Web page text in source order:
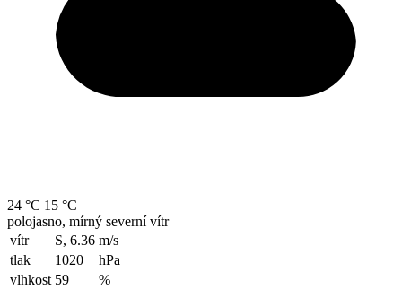
24 °C 15 °C
polojasno, mírný severní vítr
vítr
S, 6.36 m/s
tlak
1020
hPa
vlhkost 59 %